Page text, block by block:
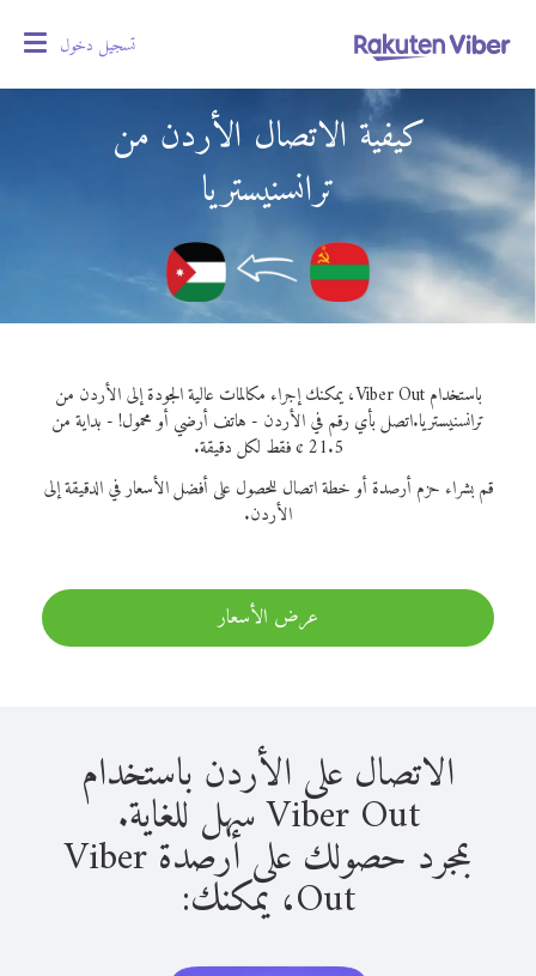
تسجيل دخول
كيفية الاتصال الأردن من
ترانسنيستريا
باستخدام Viber Out، يمكنك إجراء مكالمات عالية الجودة إلى الأردن من
ترانسنيستريا.اتصل بأي رقم في الأردن - هاتف أرضي أو محمول! - بداية من
21.5 ¢ فقط لكل دقيقة.
قم بشراء حزم أرصدة أو خطة اتصال للحصول على أفضل الأسعار في الدقيقة إلى
الأردن.
عرض الأسعار
الاتصال على الأردن باستخدام
Viber Out سهل للغاية.
بمجرد حصولك على أرصدة Viber
Out، يمكنك: